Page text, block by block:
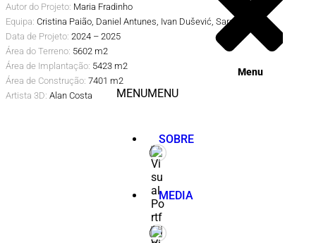
Menu
MENUMENU
SOBRE
MEDIA
Autor do Projeto: Maria Fradinho
Equipa: Cristina Paião, Daniel Antunes, Ivan Dušević , Sara Garcia
Data de Projeto: 2024 – 2025
Área do Terreno: 5602 m2
Área de Implantação: 5423 m2
Área de Construção: 7401 m2
Artista 3D: Alan Costa